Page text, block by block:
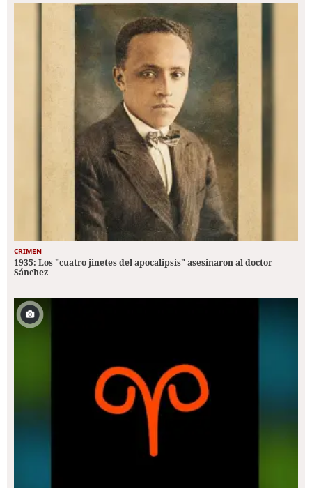
CRIMEN
1935: Los "cuatro jinetes del apocalipsis" asesinaron al doctor
Sánchez